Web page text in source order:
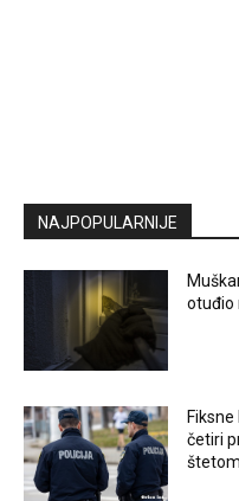
NAJPOPULARNIJE
otuđio
četiri